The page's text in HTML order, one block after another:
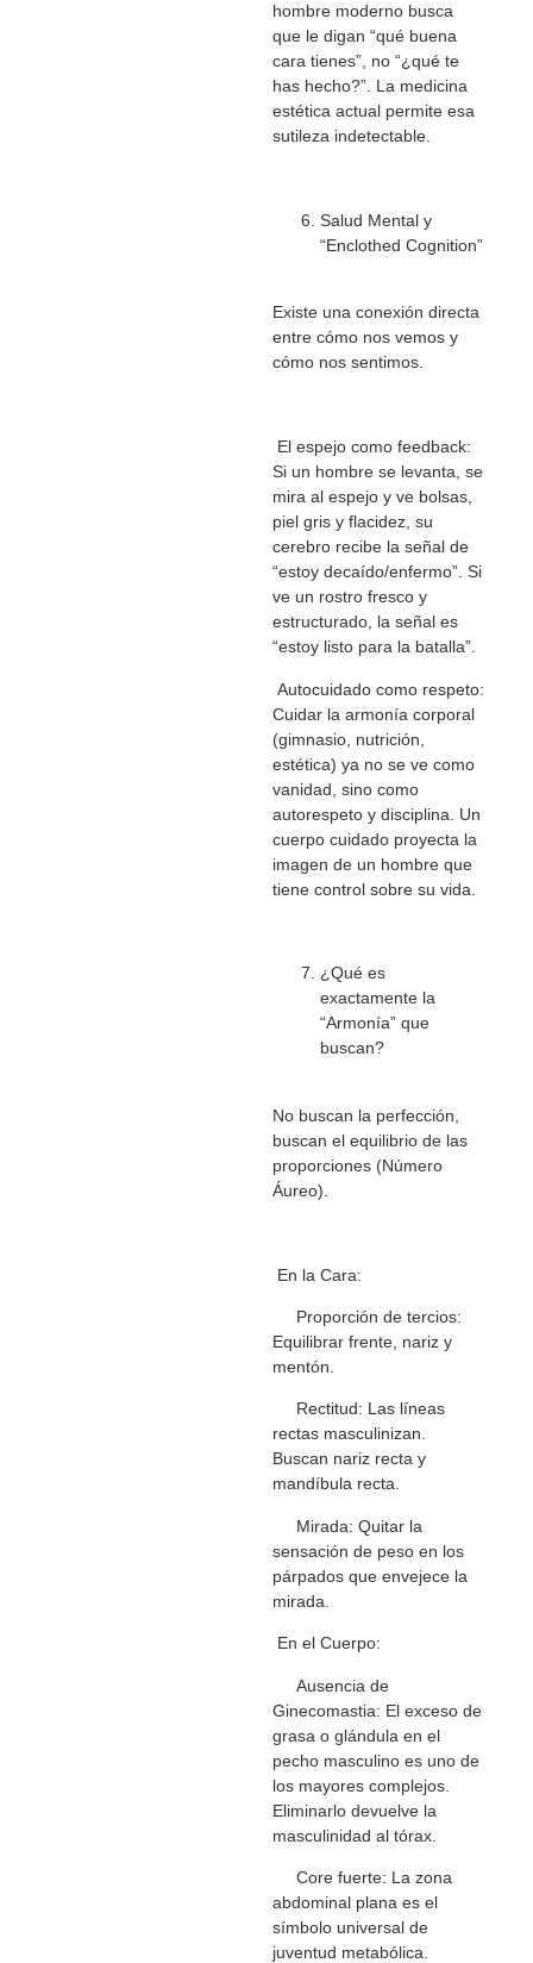
hombre moderno busca
que le digan “qué buena
cara tienes”, no “¿qué te
has hecho?”. La medicina
estética actual permite esa
sutileza indetectable.
Salud Mental y
“Enclothed Cognition”
Existe una conexión directa
entre cómo nos vemos y
cómo nos sentimos.
El espejo como feedback:
Si un hombre se levanta, se
mira al espejo y ve bolsas,
piel gris y flacidez, su
cerebro recibe la señal de
“estoy decaído/enfermo”. Si
ve un rostro fresco y
estructurado, la señal es
“estoy listo para la batalla”.
Autocuidado como respeto:
Cuidar la armonía corporal
(gimnasio, nutrición,
estética) ya no se ve como
vanidad, sino como
autorespeto y disciplina. Un
cuerpo cuidado proyecta la
imagen de un hombre que
tiene control sobre su vida.
¿Qué es
exactamente la
“Armonía” que
buscan?
No buscan la perfección,
buscan el equilibrio de las
proporciones (Número
Áureo).
En la Cara:
Proporción de tercios:
Equilibrar frente, nariz y
mentón.
Rectitud: Las líneas
rectas masculinizan.
Buscan nariz recta y
mandíbula recta.
Mirada: Quitar la
sensación de peso en los
párpados que envejece la
mirada.
En el Cuerpo:
Ausencia de
Ginecomastia: El exceso de
grasa o glándula en el
pecho masculino es uno de
los mayores complejos.
Eliminarlo devuelve la
masculinidad al tórax.
Core fuerte: La zona
abdominal plana es el
símbolo universal de
juventud metabólica.